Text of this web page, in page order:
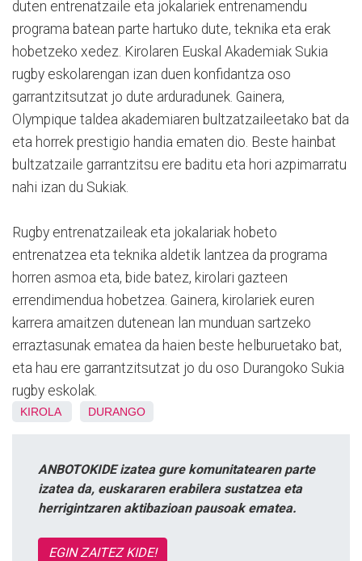
duten entrenatzaile eta jokalariek entrenamendu
programa batean parte hartuko dute, teknika eta erak
hobetzeko xedez. Kirolaren Euskal Akademiak Sukia
rugby eskolarengan izan duen konfidantza oso
garrantzitsutzat jo dute arduradunek. Gainera,
Olympique taldea akademiaren bultzatzaileetako bat da
eta horrek prestigio handia ematen dio. Beste hainbat
bultzatzaile garrantzitsu ere baditu eta hori azpimarratu
nahi izan du Sukiak.
Rugby entrenatzaileak eta jokalariak hobeto
entrenatzea eta teknika aldetik lantzea da programa
horren asmoa eta, bide batez, kirolari gazteen
errendimendua hobetzea. Gainera, kirolariek euren
karrera amaitzen dutenean lan munduan sartzeko
erraztasunak ematea da haien beste helburuetako bat,
eta hau ere garrantzitsutzat jo du oso Durangoko Sukia
rugby eskolak.
KIROLA DURANGO
ANBOTOKIDE izatea gure komunitatearen parte
izatea da, euskararen erabilera sustatzea eta
herrigintzaren aktibazioan pausoak ematea.
EGIN ZAITEZ KIDE!